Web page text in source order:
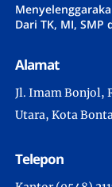
Dari TK, MI, SMP
Alamat
Jl. Imam Bonjol,
Utara, Kota
Telepon